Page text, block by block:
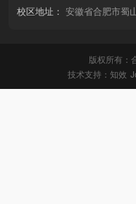
校区地址： 安徽省合肥市蜀
版权所有：
技术支持： 知效